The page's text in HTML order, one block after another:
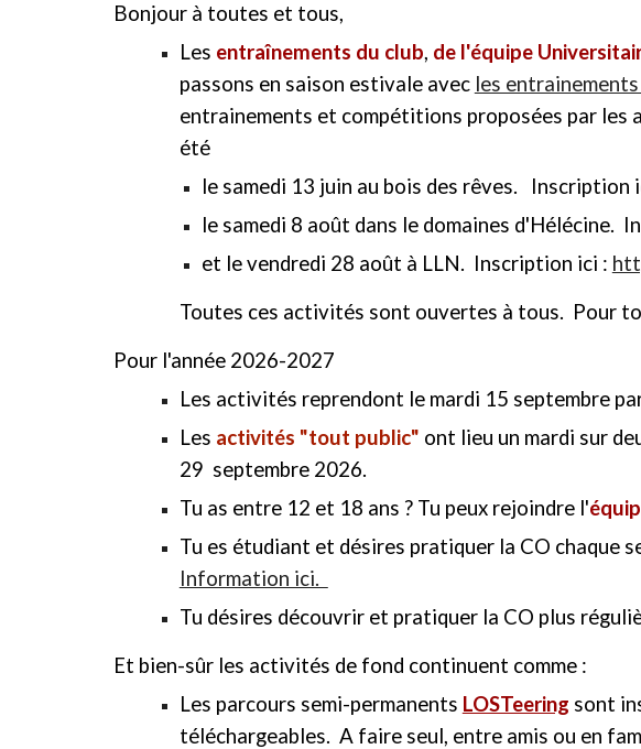
Bonjour à toutes et tous,
Les entraînements du club, de l'équipe
passons en saison estivale avec les
entrainements et compétitions proposées par les
été
le samedi 13 juin au bois des rêves. Inscription
le samedi 8 août dans le domaines d'Hélécine.
et le vendredi 28 août à LLN. Inscription ici :
Toutes ces activités sont ouvertes à tous. Pour
Pour l'année 2026-2027
Les activités reprendont le mardi 15 septembre
Les activités "tout public" ont lieu un mardi sur
29 septembre 2026.
Tu as entre 12 et 18 ans ? Tu peux rejoindre l'
Tu es étudiant et désires pratiquer la CO chaque
Information ici.
Tu désires découvrir et pratiquer la CO plus
Et bien-sûr les activités de fond continuent comme :
Les parcours semi-permanents LOSTeering sont
téléchargeables. A faire seul, entre amis ou en